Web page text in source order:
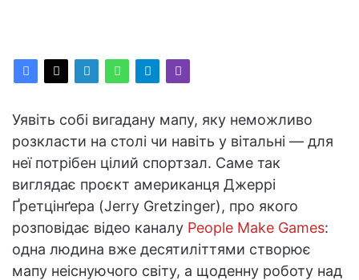
Уявіть собі вигадану мапу, яку неможливо
розкласти на столі чи навіть у вітальні — для
неї потрібен цілий спортзал. Саме так
виглядає проєкт американця Джеррі
Ґретцінґера (Jerry Gretzinger), про якого
розповідає відео каналу People Make Games:
одна людина вже десятиліттями створює
мапу неіснуючого світу, а щоденну роботу над